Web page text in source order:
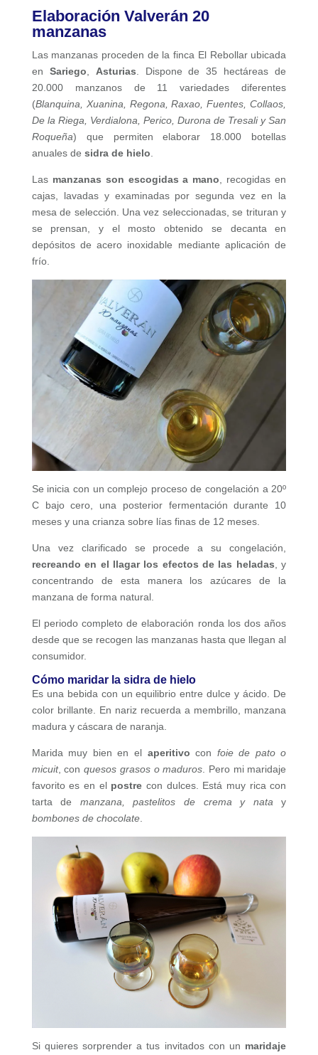
Elaboración Valverán 20
manzanas
Las manzanas proceden de la finca El Rebollar ubicada
en Sariego, Asturias. Dispone de 35 hectáreas de
20.000 manzanos de 11 variedades diferentes
(Blanquina, Xuanina, Regona, Raxao, Fuentes, Collaos,
De la Riega, Verdialona, Perico, Durona de Tresali y San
Roqueña) que permiten elaborar 18.000 botellas
anuales de sidra de hielo.
Las manzanas son escogidas a mano, recogidas en
cajas, lavadas y examinadas por segunda vez en la
mesa de selección. Una vez seleccionadas, se trituran y
se prensan, y el mosto obtenido se decanta en
depósitos de acero inoxidable mediante aplicación de
frío.
Se inicia con un complejo proceso de congelación a 20º
C bajo cero, una posterior fermentación durante 10
meses y una crianza sobre lías finas de 12 meses.
Una vez clarificado se procede a su congelación,
recreando en el llagar los efectos de las heladas , y
concentrando de esta manera los azúcares de la
manzana de forma natural.
El periodo completo de elaboración ronda los dos años
desde que se recogen las manzanas hasta que llegan al
consumidor.
Cómo maridar la sidra de hielo
Es una bebida con un equilibrio entre dulce y ácido. De
color brillante. En nariz recuerda a membrillo, manzana
madura y cáscara de naranja.
Marida muy bien en el aperitivo con foie de pato o
micuit, conquesos grasos o maduros . Pero mi maridaje
favorito es en el postre con dulces. Está muy rica con
tarta de manzana, pastelitos de crema y nata y
bombones de chocolate.
Si quieres sorprender a tus invitados con un maridaje